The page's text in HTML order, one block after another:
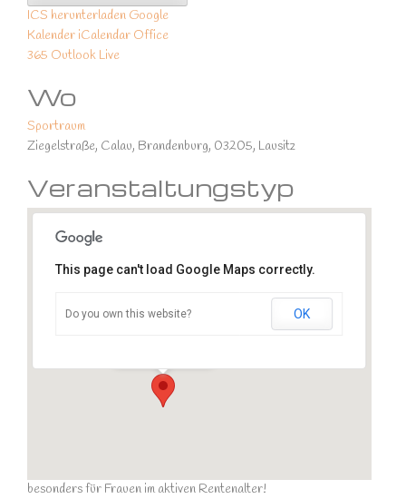
ICS herunterladen Google
Kalender iCalendar Office
365 Outlook Live
Wo
Sportraum
Ziegelstraße, Calau, Brandenburg, 03205, Lausitz
Veranstaltungstyp
Sportraum
This page can't load Google Maps correctly.
Do you own this website? OK
besonders für Frauen im aktiven Rentenalter!